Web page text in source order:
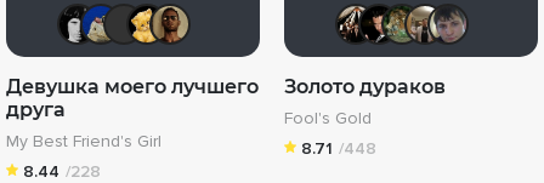
grachik1729 Mad_Max
Девушка моего лучшего
друга
My Best Friend's Girl
8.44 /228
Kashtan
Золото дураков
Fool's Gold
8.71 /448